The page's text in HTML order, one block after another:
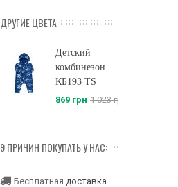
ДРУГИЕ ЦВЕТА
Детский
комбинезон
КБ193 TS
869 грн 1 023 грн
9 ПРИЧИН ПОКУПАТЬ У НАС:
Бесплатная доставка